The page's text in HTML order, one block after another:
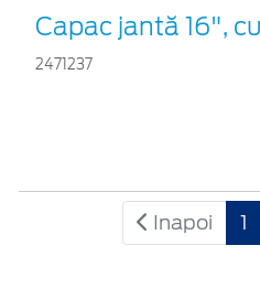
Capac jantă 16",
2471237
Inapoi 1